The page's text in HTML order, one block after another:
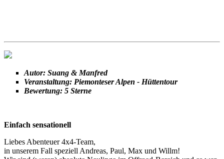
Autor: Suang & Manfred
Veranstaltung: Piemonteser Alpen - Hüttentour
Bewertung: 5 Sterne
Einfach sensationell
Liebes Abenteuer 4x4-Team,
in unserem Fall speziell Andreas, Paul, Max und Willm!